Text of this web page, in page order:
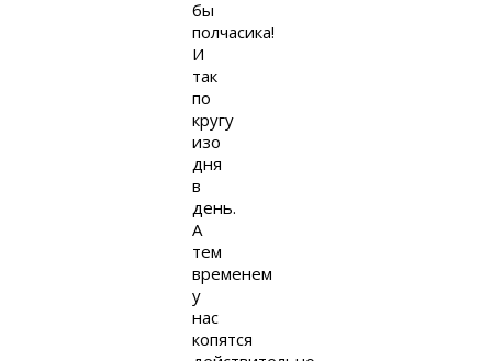
бы
полчасика!
И
так
по
кругу
изо
дня
в
день.
А
тем
временем
у
нас
копятся